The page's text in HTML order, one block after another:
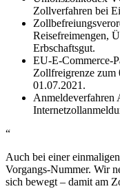
Zollverfahren bei
Reisefreimengen,
Erbschaftsgut.
EU-E-Commerce-
Zollfreigrenze
01.07.2021.
“
Auch bei einer
Vorgangs-Nummer. Wir
sich bewegt – damit am